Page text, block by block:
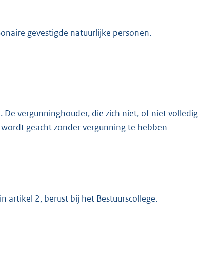
gevestigde natuurlijke personen.
vergunninghouder, die zich niet, of niet volledig
geacht zonder vergunning te hebben
artikel 2, berust bij het Bestuurscollege.